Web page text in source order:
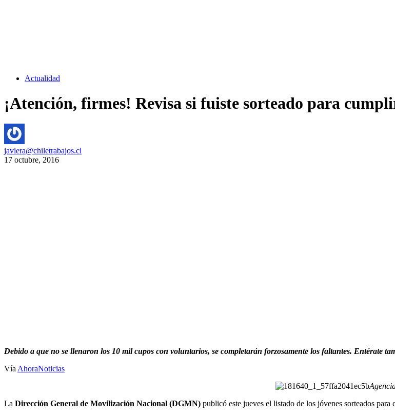
Actualidad
¡Atención, firmes! Revisa si fuiste sorteado para
javiera@chiletrabajos.cl
17 octubre, 2016
Debido a que no se llenaron los 10 mil cupos con voluntarios, se completarán forzosamente los faltantes. Entérate
Vía AhoraNoticias
La Dirección General de Movilización Nacional (DGMN) publicó este jueves el listado de los jóvenes sorteados